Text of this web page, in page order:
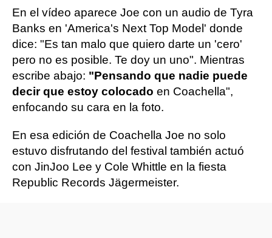
En el vídeo aparece Joe con un audio de Tyra
Banks en 'America's Next Top Model' donde
dice: "Es tan malo que quiero darte un 'cero'
pero no es posible. Te doy un uno". Mientras
escribe abajo: "Pensando que nadie puede
decir que estoy colocado en Coachella",
enfocando su cara en la foto.
En esa edición de Coachella Joe no solo
estuvo disfrutando del festival también actuó
con JinJoo Lee y Cole Whittle en la fiesta
Republic Records Jägermeister.